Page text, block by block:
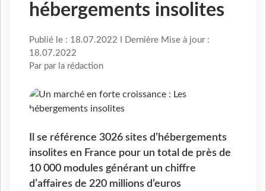
hébergements insolites
Publié le : 18.07.2022 I Dernière Mise à jour :
18.07.2022
Par par la rédaction
Il se référence 3026 sites d’hébergements
insolites en France pour un total de près de
10 000 modules générant un chiffre
d’affaires de 220 millions d’euros